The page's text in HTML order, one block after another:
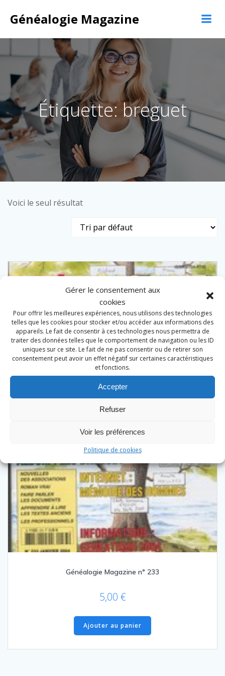
Gérer le consentement aux
cookies
Pour offrir les meilleures expériences, nous utilisons des technologies
telles que les cookies pour stocker et/ou accéder aux informations des
appareils. Le fait de consentir à ces technologies nous permettra de
traiter des données telles que le comportement de navigation ou les ID
uniques sur ce site. Le fait de ne pas consentir ou de retirer son
consentement peut avoir un effet négatif sur certaines caractéristiques
et fonctions.
Accepter
Refuser
Voir les préférences
Politique de cookies
au
contenu
Généalogie Magazine
Étiquette: breguet
Voici le seul résultat
Généalogie Magazine n° 233
5,00 €
Ajouter au panier